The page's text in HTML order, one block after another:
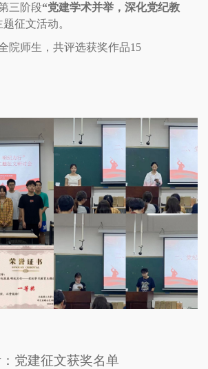
三阶段“党建学术并举，深化党纪教
征文活动。
院师生，共评选获奖作品15
：党建征文获奖名单